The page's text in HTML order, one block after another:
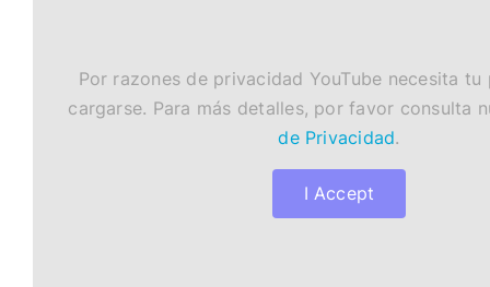
Por razones de privacidad YouTube necesita tu
cargarse. Para más detalles, por favor consulta
de Privacidad.
I Accept